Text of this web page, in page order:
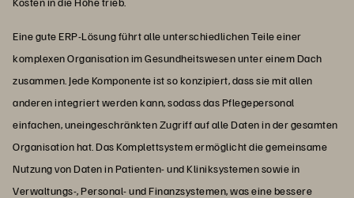
Eine gute ERP-Lösung führt alle unterschiedlichen Teile einer
komplexen Organisation im Gesundheitswesen unter einem Dach
zusammen. Jede Komponente ist so konzipiert, dass sie mit allen
anderen integriert werden kann, sodass das Pflegepersonal
einfachen, uneingeschränkten Zugriff auf alle Daten in der gesamten
Organisation hat. Das Komplettsystem ermöglicht die gemeinsame
Nutzung von Daten in Patienten- und Kliniksystemen sowie in
Verwaltungs-, Personal- und Finanzsystemen, was eine bessere